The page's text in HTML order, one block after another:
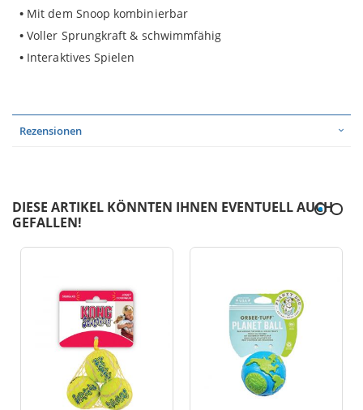
• Mit dem Snoop kombinierbar
• Voller Sprungkraft & schwimmfähig
• Interaktives Spielen
Rezensionen
DIESE ARTIKEL KÖNNTEN IHNEN EVENTUELL AUCH
GEFALLEN!